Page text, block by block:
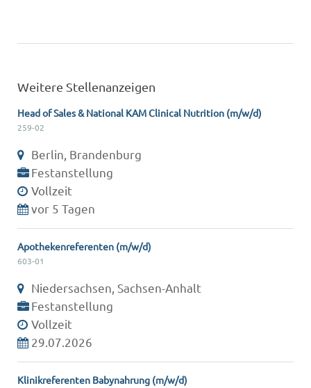
Weitere Stellenanzeigen
Head of Sales & National KAM Clinical Nutrition (m/w/d)
259-02
Berlin, Brandenburg
Festanstellung
Vollzeit
vor 5 Tagen
Apothekenreferenten (m/w/d)
603-01
Niedersachsen, Sachsen-Anhalt
Festanstellung
Vollzeit
29.07.2026
Klinikreferenten Babynahrung (m/w/d)